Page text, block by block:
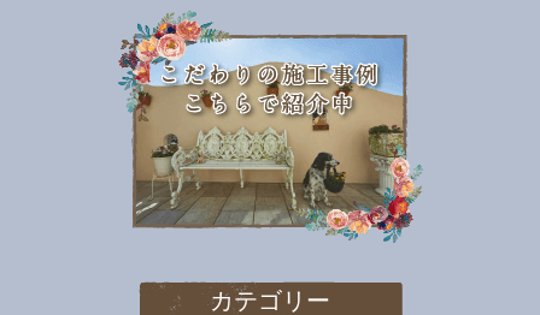
カテゴリー